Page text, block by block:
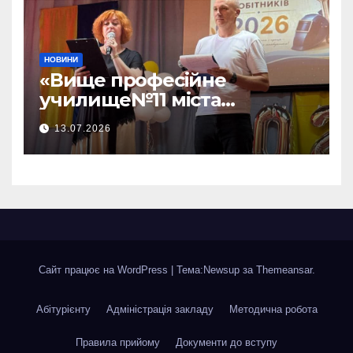
НОВИНИ
«Вище професійне
училище№11 міста
Хмельницького»відбувся —
ВИПУСК 2026!
13.07.2026
Сайт працює на WordPress | Тема:Newsup за Themeansar.
Абітурієнту Адміністрація закладу Методична робота
Правила прийому Документи до вступу